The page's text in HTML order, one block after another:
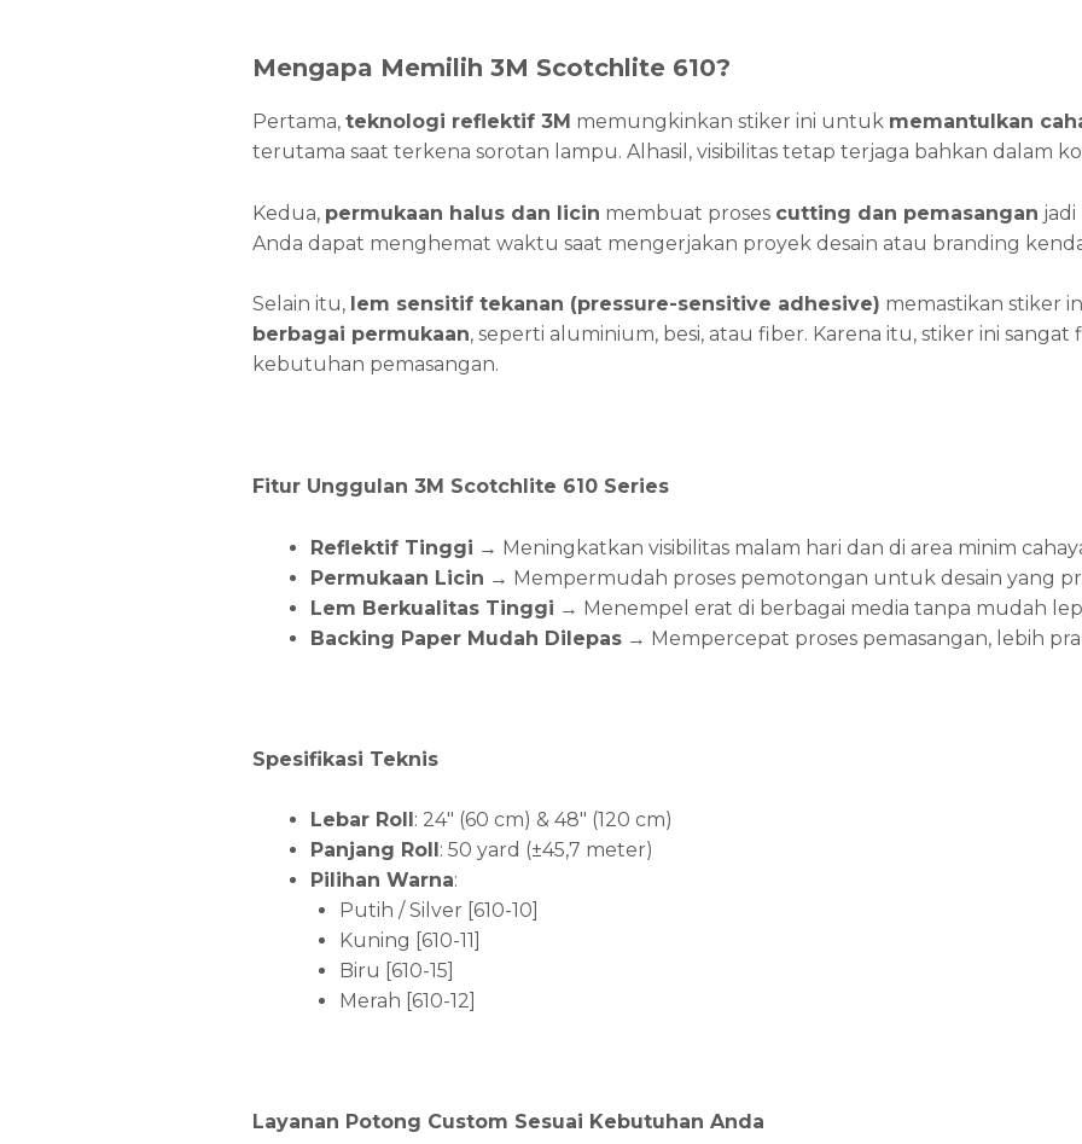
Mengapa Memilih 3M Scotchlite 610?
Pertama, teknologi reflektif 3M memungkinkan stiker ini untuk memantulkan
terutama saat terkena sorotan lampu. Alhasil, visibilitas tetap terjaga bahkan dalam
Kedua, permukaan halus dan licin membuat proses cutting dan pemasangan
Anda dapat menghemat waktu saat mengerjakan proyek desain atau branding
Selain itu, lem sensitif tekanan (pressure-sensitive adhesive) memastikan stiker
berbagai permukaan, seperti aluminium, besi, atau fiber. Karena itu, stiker ini
kebutuhan pemasangan.
Fitur Unggulan 3M Scotchlite 610 Series
Reflektif Tinggi → Meningkatkan visibilitas malam hari dan di area minim
Permukaan Licin → Mempermudah proses pemotongan untuk desain yang
Lem Berkualitas Tinggi → Menempel erat di berbagai media tanpa mudah
Backing Paper Mudah Dilepas→ Mempercepat proses pemasangan, lebih
Spesifikasi Teknis
Lebar Roll : 24″ (60 cm) & 48″ (120 cm)
Panjang Roll : 50 yard (±45,7 meter)
Pilihan Warna:
Putih / Silver [610-10]
Kuning [610-11]
Biru [610-15]
Merah [610-12]
Layanan Potong Custom Sesuai Kebutuhan Anda